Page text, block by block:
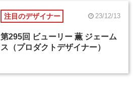
注目のデザイナー 23/12/13
第295回 ビューリー 薫 ジェーム
ス（プロダクトデザイナー）